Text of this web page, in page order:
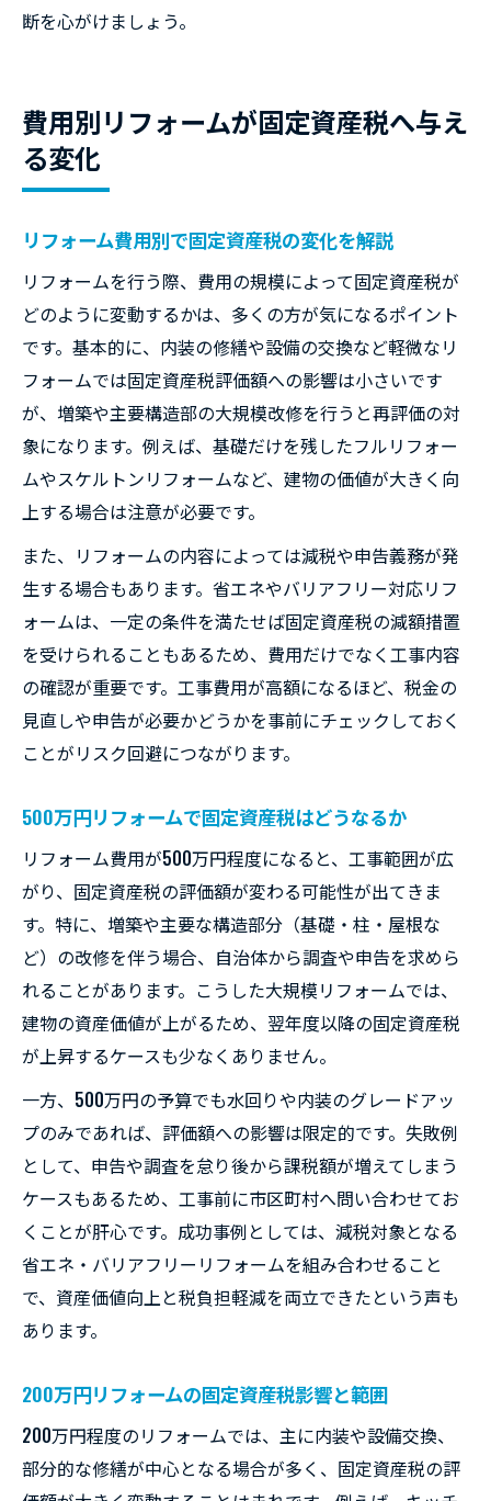
断を心がけましょう。
費用別リフォームが固定資産税へ与え
る変化
リフォーム費用別で固定資産税の変化を解説
リフォームを行う際、費用の規模によって固定資産税が
どのように変動するかは、多くの方が気になるポイント
です。基本的に、内装の修繕や設備の交換など軽微なリ
フォームでは固定資産税評価額への影響は小さいです
が、増築や主要構造部の大規模改修を行うと再評価の対
象になります。例えば、基礎だけを残したフルリフォー
ムやスケルトンリフォームなど、建物の価値が大きく向
上する場合は注意が必要です。
また、リフォームの内容によっては減税や申告義務が発
生する場合もあります。省エネやバリアフリー対応リフ
ォームは、一定の条件を満たせば固定資産税の減額措置
を受けられることもあるため、費用だけでなく工事内容
の確認が重要です。工事費用が高額になるほど、税金の
見直しや申告が必要かどうかを事前にチェックしておく
ことがリスク回避につながります。
500万円リフォームで固定資産税はどうなるか
リフォーム費用が500万円程度になると、工事範囲が広
がり、固定資産税の評価額が変わる可能性が出てきま
す。特に、増築や主要な構造部分（基礎・柱・屋根な
ど）の改修を伴う場合、自治体から調査や申告を求めら
れることがあります。こうした大規模リフォームでは、
建物の資産価値が上がるため、翌年度以降の固定資産税
が上昇するケースも少なくありません。
一方、500万円の予算でも水回りや内装のグレードアッ
プのみであれば、評価額への影響は限定的です。失敗例
として、申告や調査を怠り後から課税額が増えてしまう
ケースもあるため、工事前に市区町村へ問い合わせてお
くことが肝心です。成功事例としては、減税対象となる
省エネ・バリアフリーリフォームを組み合わせること
で、資産価値向上と税負担軽減を両立できたという声も
あります。
200万円リフォームの固定資産税影響と範囲
200万円程度のリフォームでは、主に内装や設備交換、
部分的な修繕が中心となる場合が多く、固定資産税の評